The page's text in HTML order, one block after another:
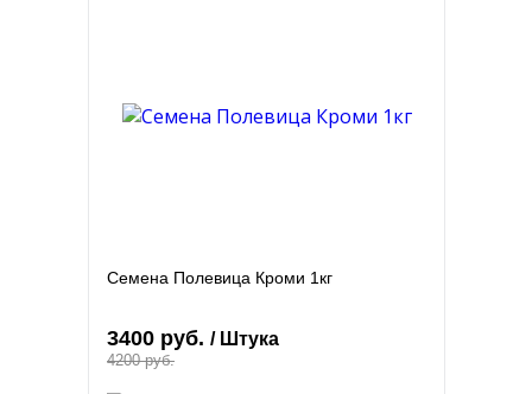
Семена Полевица Кроми 1кг
3400 руб. / Штука
4200 руб.